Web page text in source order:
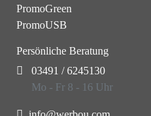
PromoGreen
PromoUSB
Persönliche Beratung
03491 / 6245130
Mo - Fr 8 - 16 Uhr